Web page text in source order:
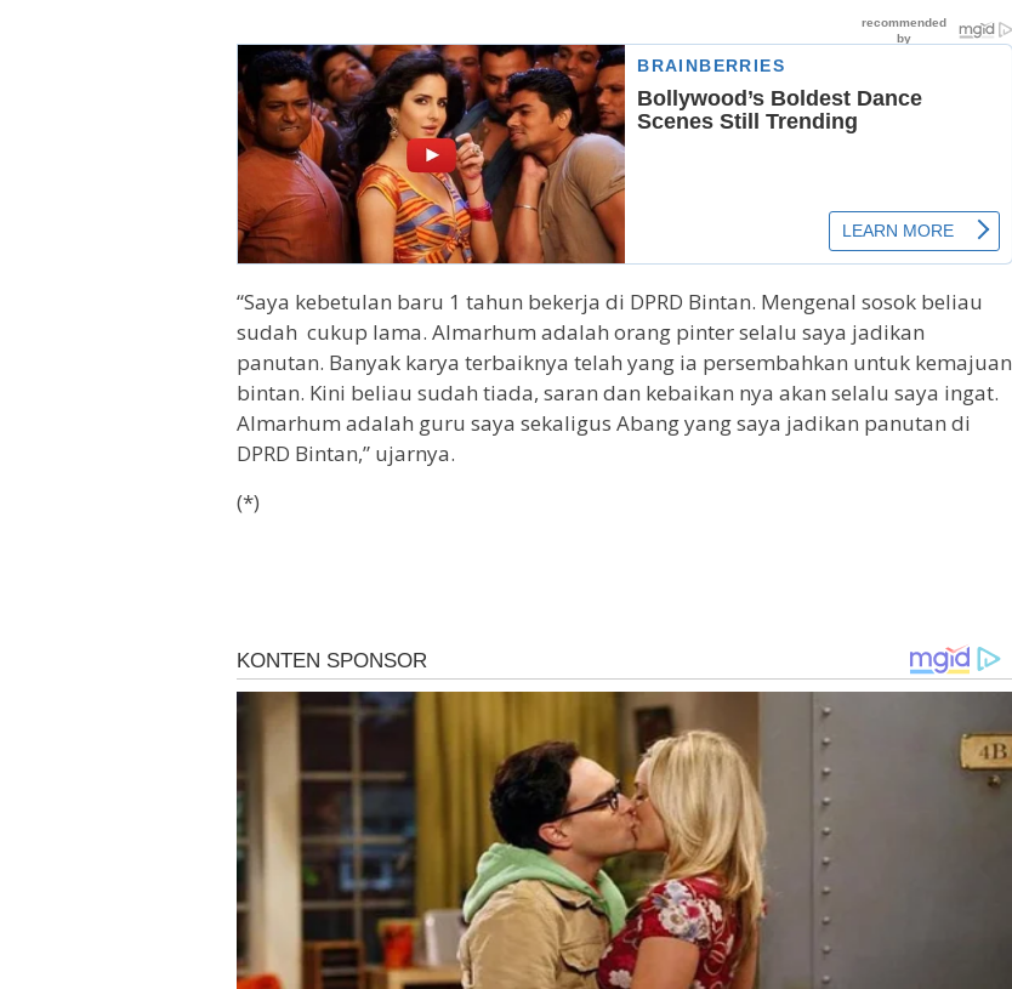
“Saya kebetulan baru 1 tahun bekerja di DPRD Bintan. Mengenal sosok beliau
sudah cukup lama. Almarhum adalah orang pinter selalu saya jadikan
panutan. Banyak karya terbaiknya telah yang ia persembahkan untuk kemajuan
bintan. Kini beliau sudah tiada, saran dan kebaikan nya akan selalu saya ingat.
Almarhum adalah guru saya sekaligus Abang yang saya jadikan panutan di
DPRD Bintan,” ujarnya.
(*)